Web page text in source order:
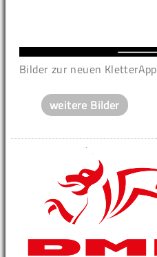
Bilder zur neuen KletterApp
weitere Bilder